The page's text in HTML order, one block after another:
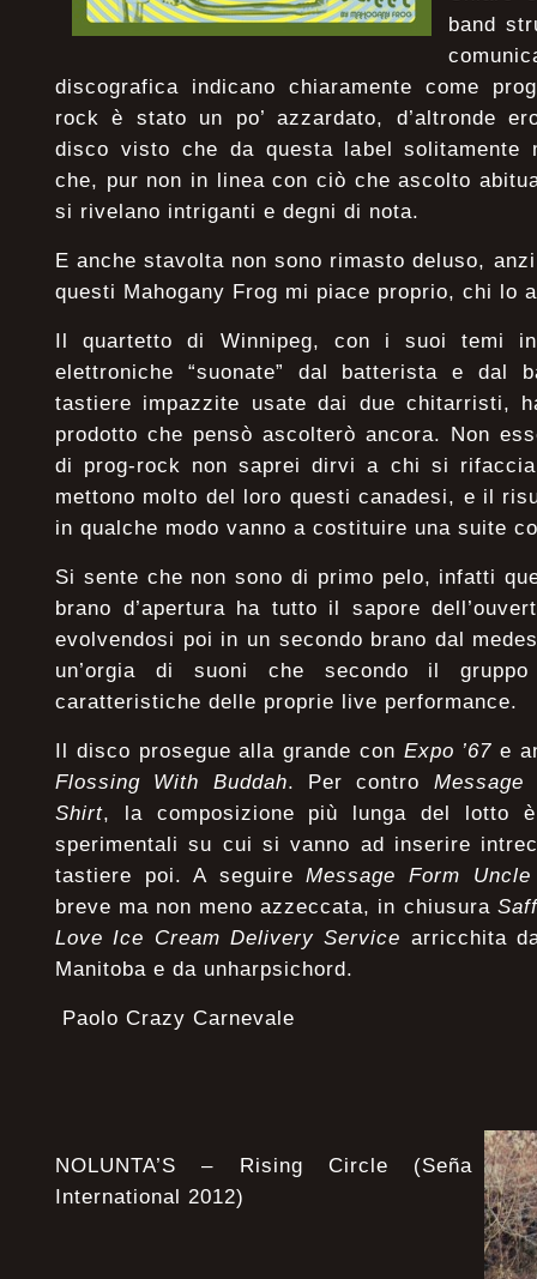
band
discografica indicano chiaramente come
rock è stato un po’ azzardato, d’altronde
disco visto che da questa label solitamente
che, pur non in linea con ciò che ascolto
si rivelano intriganti e degni di nota.
E anche stavolta non sono rimasto deluso,
questi Mahogany Frog mi piace proprio, chi lo
Il quartetto di Winnipeg, con i suoi temi
elettroniche “suonate” dal batterista e dal
tastiere impazzite usate dai due chitarristi,
prodotto che pensò ascolterò ancora. Non
di prog-rock non saprei dirvi a chi si
mettono molto del loro questi canadesi, e il
in qualche modo vanno a costituire una suite
Si sente che non sono di primo pelo, infatti
brano d’apertura ha tutto il sapore
evolvendosi poi in un secondo brano dal
un’orgia di suoni che secondo il
caratteristiche delle proprie live performance.
Il disco prosegue alla grande con Expo ’67e
Flossing With Buddah. Per contro
Shirt, la composizione più lunga del lotto
sperimentali su cui si vanno ad inserire
tastiere poi. A seguireMessage Form
breve ma non meno azzeccata, in chiusura
Love Ice Cream Delivery Service arricchita
Manitoba e da unharpsichord.
Paolo Crazy Carnevale
NOLUNTA’S – Rising Circle (Seña
International 2012)